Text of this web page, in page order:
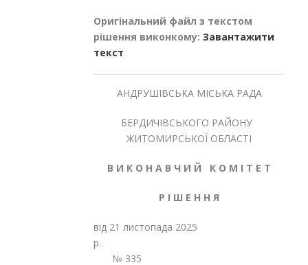
Оригінальний файл з текстом
рішення виконкому: Завантажити
текст
АНДРУШІВСЬКА МІСЬКА РАДА
БЕРДИЧІВСЬКОГО РАЙОНУ
ЖИТОМИРСЬКОЇ ОБЛАСТІ
В И К О Н А В Ч И Й К О М І Т Е Т
Р І Ш Е Н Н Я
від 21 листопада 2025
№ 335